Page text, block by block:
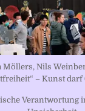
Möllers, Nils
– Kunst darf